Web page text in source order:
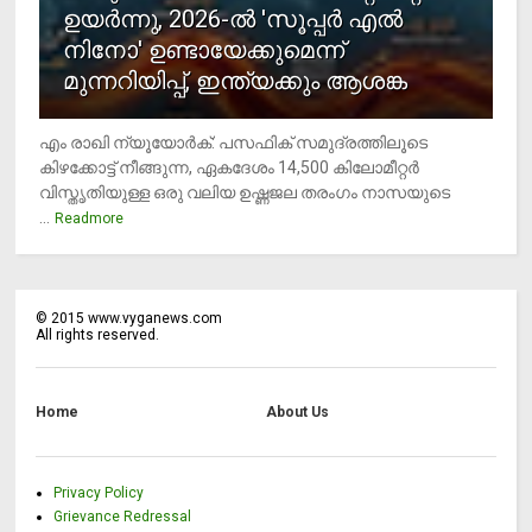
ഉയര്‍ന്നു, 2026-ല്‍ 'സൂപ്പര്‍ എല്‍
നിനോ' ഉണ്ടായേക്കുമെന്ന്
മുന്നറിയിപ്പ്, ഇന്ത്യക്കും ആശങ്ക
എം രാഖി ന്യൂയോര്‍ക്: പസഫിക് സമുദ്രത്തിലൂടെ
കിഴക്കോട്ട് നീങ്ങുന്ന, ഏകദേശം 14,500 കിലോമീറ്റര്‍
വിസ്തൃതിയുള്ള ഒരു വലിയ ഉഷ്ണജല തരംഗം നാസയുടെ
Readmore
© 2015 www.vyganews.com
All rights reserved.
Home About Us
Privacy Policy
Grievance Redressal